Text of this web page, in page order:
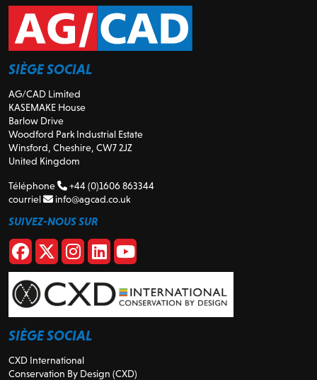
SIÈGE SOCIAL
AG/CAD Limited
KASEMAKE House
Barlow Drive
Woodford Park Industrial Estate
Winsford, Cheshire, CW7 2JZ
United Kingdom
Téléphone
+44 (0)1606 863344
courriel
info@agcad.co.uk
SUIVEZ-NOUS SUR
SIÈGE SOCIAL
CXD International
Conservation By Design (CXD)